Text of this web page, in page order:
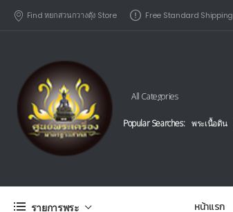
Find หยกสวนกวางตุัง Store Free Standard Shipping
Popular Searches: พระเนื้อดิน
รายการพระ หน้าแรก